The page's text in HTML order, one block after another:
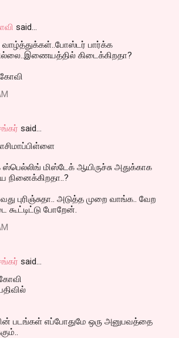
said…
வாழ்த்துக்கள்..போஸ்டர் பார்க்க
கிடைக்கிறதா?
said…
ஸ்பெல்லிங் மிஸ்டேக் ஆயிருச்சு அதுக்காக
நினைக்கிறதா..?
புரிஞ்சுதா.. அடுத்த முறை வாங்க.. வேற
கூட்டிட்டு போறேன்.
said…
படங்கள் எப்போதுமே ஒரு அனுபவத்தை